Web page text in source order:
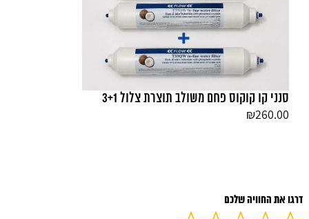
סנני קו קוקוס פחם משולב תוצרת צלול 3+1
₪260.00
דרגו את החוויה שלכם